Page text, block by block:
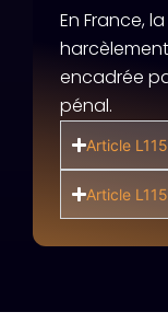
En France,
encadrée
pénal.
Article
Article